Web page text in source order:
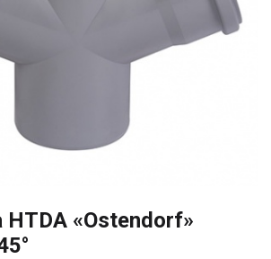
HTDA «Ostendorf»